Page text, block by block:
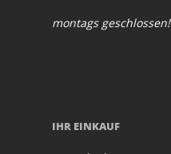
montags geschlossen!
IHR EINKAUF